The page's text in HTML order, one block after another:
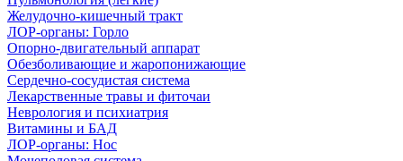
Желудочно-кишечный тракт
ЛОР-органы: Горло
Опорно-двигательный аппарат
Обезболивающие и жаропонижающие
Сердечно-сосудистая система
Лекарственные травы и фиточаи
Неврология и психиатрия
Витамины и БАД
ЛОР-органы: Нос